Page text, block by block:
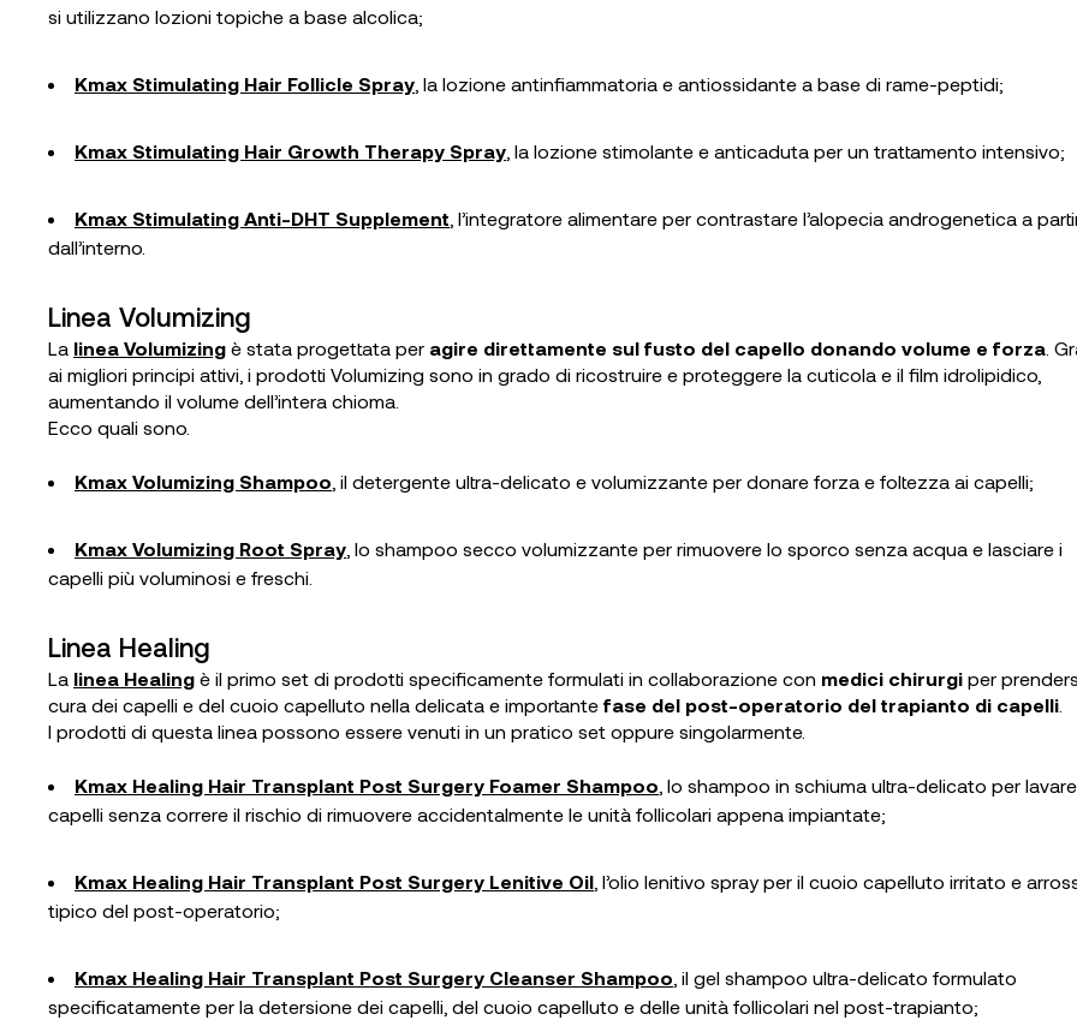
si utilizzano lozioni topiche a base alcolica;
Kmax Stimulating Hair Follicle Spray , la lozione antinfiammatoria e antiossidante a base di rame-peptidi;
Kmax Stimulating Hair Growth Therapy Spray , la lozione stimolante e anticaduta per un trattamento intensivo;
Kmax Stimulating Anti-DHT Supplement , l’integratore alimentare per contrastare l’alopecia androgenetica a
dall’interno.
Linea Volumizing
La linea Volumizing è stata progettata per agire direttamente sul fusto del capello donando volume e forza .
ai migliori principi attivi, i prodotti Volumizing sono in grado di ricostruire e proteggere la cuticola e il film idrolipidico,
aumentando il volume dell’intera chioma.
Ecco quali sono.
Kmax Volumizing Shampoo , il detergente ultra-delicato e volumizzante per donare forza e foltezza ai capelli;
Kmax Volumizing Root Spray , lo shampoo secco volumizzante per rimuovere lo sporco senza acqua e lasciare i
capelli più voluminosi e freschi.
Linea Healing
La linea Healing è il primo set di prodotti specificamente formulati in collaborazione con medici chirurgi per
cura dei capelli e del cuoio capelluto nella delicata e importante fase del post-operatorio del trapianto di capelli
I prodotti di questa linea possono essere venuti in un pratico set oppure singolarmente.
Kmax Healing Hair Transplant Post Surgery Foamer Shampoo , lo shampoo in schiuma ultra-delicato per
capelli senza correre il rischio di rimuovere accidentalmente le unità follicolari appena impiantate;
Kmax Healing Hair Transplant Post Surgery Lenitive Oil , l’olio lenitivo spray per il cuoio capelluto irritato e
tipico del post-operatorio;
Kmax Healing Hair Transplant Post Surgery Cleanser Shampoo , il gel shampoo ultra-delicato formulato
specificatamente per la detersione dei capelli, del cuoio capelluto e delle unità follicolari nel post-trapianto;